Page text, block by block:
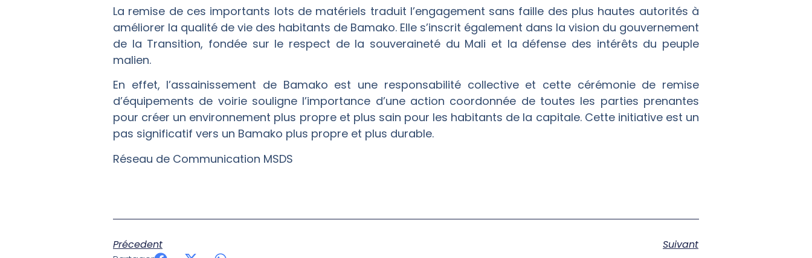
La remise de ces importants lots de matériels traduit l’engagement sans faille des plus hautes autorités à
améliorer la qualité de vie des habitants de Bamako. Elle s’inscrit également dans la vision du gouvernement
de la Transition, fondée sur le respect de la souveraineté du Mali et la défense des intérêts du peuple
malien.
En effet, l’assainissement de Bamako est une responsabilité collective et cette cérémonie de remise
d’équipements de voirie souligne l’importance d’une action coordonnée de toutes les parties prenantes
pour créer un environnement plus propre et plus sain pour les habitants de la capitale. Cette initiative est un
pas significatif vers un Bamako plus propre et plus durable.
Réseau de Communication MSDS
Précedent
Suivant